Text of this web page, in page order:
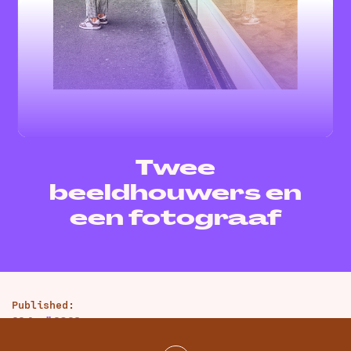
Twee
beeldhouwers en
een fotograaf
Published:
22 April 2026